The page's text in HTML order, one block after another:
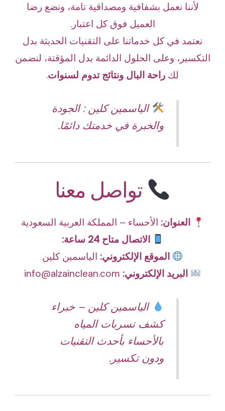
لأننا نعمل بشفافية ومصداقية تامة، ونضع رضا
العميل فوق كل اعتبار.
نعتمد في كل خدماتنا على التقنيات الحديثة بدل
التكسير، وعلى الحلول الدائمة بدل المؤقتة، لنضمن
لك راحة البال ونتائج تدوم لسنوات.
الياسمين كلين : الجودة
والخبرة في خدمتك دائمًا.
تواصل معنا
العنوان: الأحساء – المملكة العربية السعودية
الاتصال متاح 24 ساعة:
الموقع الإلكتروني: الياسمين كلين
البريد الإلكتروني: info@alzainclean.com
الياسمين كلين – خبراء
كشف تسربات المياه
بالأحساء بأحدث التقنيات
ودون تكسير.